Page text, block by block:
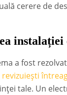
cerere de
instalației
a fost
revizuiești
tale. Un